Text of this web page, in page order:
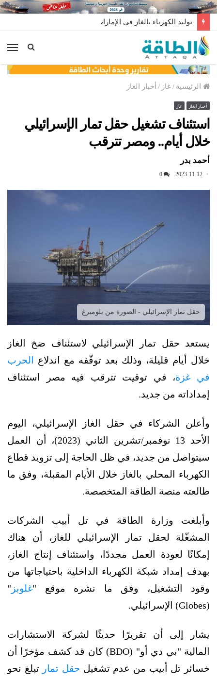
توليد الكهرباء بالغاز في الإمارات يرتفع للعام الثاني
الرئيسية /غاز / أخبار الغاز
أخبار الغاز غاز
استئناف تشغيل حقل تمار الإسرائيلي
خلال أيام.. ومصر تترقب
أحمد بدر
2023-11-12
0
حقل تمار الإسرائيلي - الصورة من بلومبرغ
يستعد حقل تمار الإسرائيلي لاستئناف ضخ الغاز
خلال أيام قليلة، وذلك بعد توقّفه مع اندلاع الحرب
في غزة، في توقيت تترقب فيه مصر استئناف
إمداداته من جديد.
وأعلن الشركاء في حقل الغاز الإسرائيلي، اليوم
الأحد 13 نوفمبر/تشرين الثاني (2023)، أن العمل
سيتواصل من جديد، في ظل الحاجة إلى تزويد قطاع
الكهرباء المحلي بالغاز خلال الأيام المقبلة، وفق ما
طالعته منصة الطاقة المتخصصة.
وأبلغت وزارة الطاقة في تل أبيب الشركات
المشغّلة لحقل تمار الإسرائيلي للغاز، أن هناك
إمكانًا لعودة العمل مجددًا، واستئناف إنتاج الغاز،
بهدف إمداد شبكة الكهرباء الداخلية باحتياجاتها من
وقود التشغيل، وفق ما نشره موقع "غلوبز "
(Globes) الإسرائيلي.
يشار إلى أن تقريرًا حديثًا لشركة الاستشارات
المالية "بي دي أو" (BDO) كان قد كشف مؤخرًا أن
خسائر تل أبيب من عدم تشغيل حقل تمار تبلغ نحو